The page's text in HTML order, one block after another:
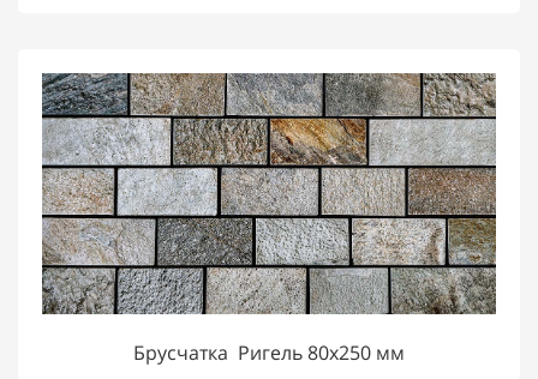
Брусчатка Ригель 80х250 мм